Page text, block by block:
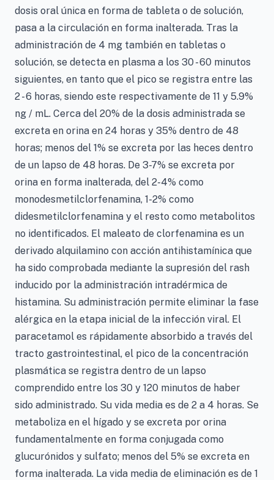
dosis oral única en forma de tableta o de solución,
pasa a la circulación en forma inalterada. Tras la
administración de 4 mg también en tabletas o
solución, se detecta en plasma a los 30 - 60 minutos
siguientes, en tanto que el pico se registra entre las
2 - 6 horas, siendo este respectivamente de 11 y 5.9%
ng / mL. Cerca del 20% de la dosis administrada se
excreta en orina en 24 horas y 35% dentro de 48
horas; menos del 1% se excreta por las heces dentro
de un lapso de 48 horas. De 3-7% se excreta por
orina en forma inalterada, del 2-4% como
monodesmetilclorfenamina, 1-2% como
didesmetilclorfenamina y el resto como metabolitos
no identificados. El maleato de clorfenamina es un
derivado alquilamino con acción antihistamínica que
ha sido comprobada mediante la supresión del rash
inducido por la administración intradérmica de
histamina. Su administración permite eliminar la fase
alérgica en la etapa inicial de la infección viral. El
paracetamol es rápidamente absorbido a través del
tracto gastrointestinal, el pico de la concentración
plasmática se registra dentro de un lapso
comprendido entre los 30 y 120 minutos de haber
sido administrado. Su vida media es de 2 a 4 horas. Se
metaboliza en el hígado y se excreta por orina
fundamentalmente en forma conjugada como
glucurónidos y sulfato; menos del 5% se excreta en
forma inalterada. La vida media de eliminación es de 1